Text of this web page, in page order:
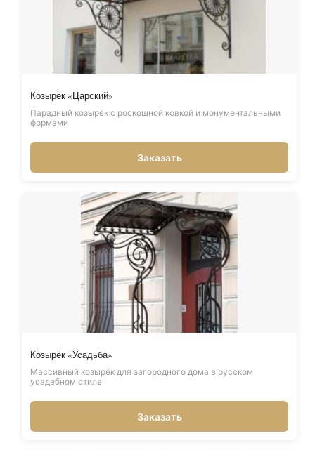
Козырёк «Царский»
Парадный козырёк с роскошной ковкой и монументальными
формами
Заказать
Козырёк «Усадьба»
Массивный козырёк для загородного дома в русском
усадебном стиле
Заказать